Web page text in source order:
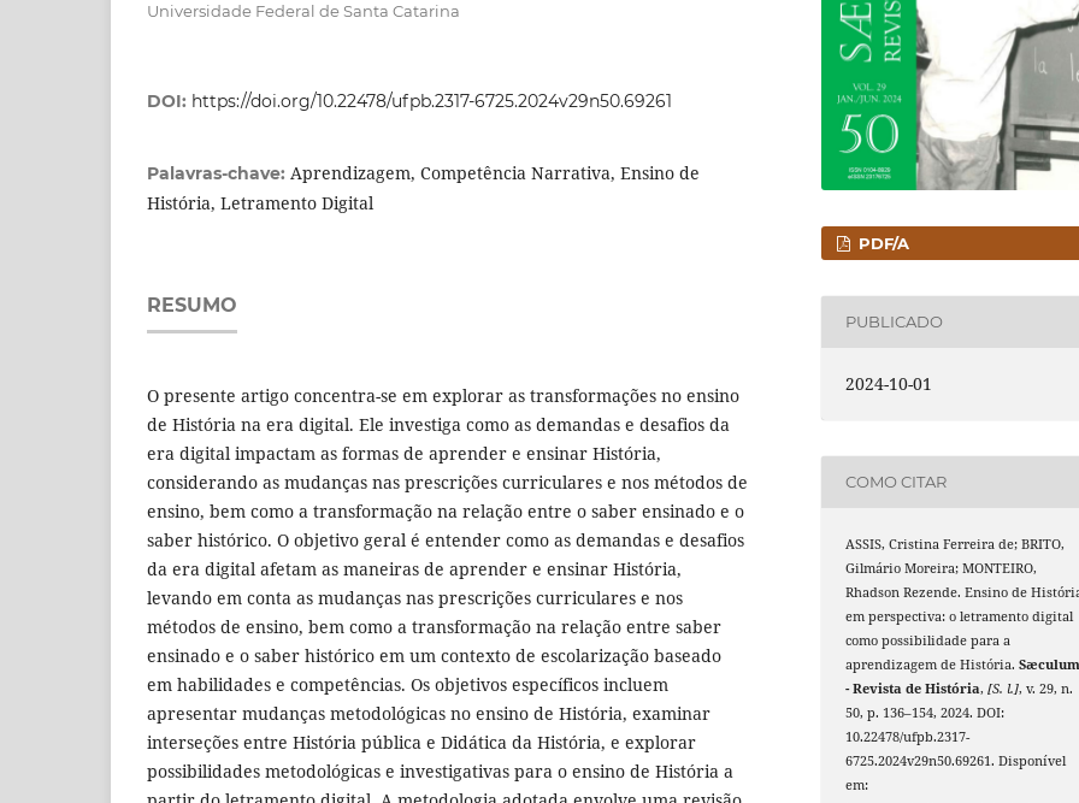
Universidade Federal de Santa Catarina
DOI: https://doi.org/10.22478/ufpb.2317-6725.2024v29n50.69261
Palavras-chave: Aprendizagem, Competência Narrativa, Ensino de
História, Letramento Digital
RESUMO
O presente artigo concentra-se em explorar as transformações no ensino
de História na era digital. Ele investiga como as demandas e desafios da
era digital impactam as formas de aprender e ensinar História,
considerando as mudanças nas prescrições curriculares e nos métodos de
ensino, bem como a transformação na relação entre o saber ensinado e o
saber histórico. O objetivo geral é entender como as demandas e desafios
da era digital afetam as maneiras de aprender e ensinar História,
levando em conta as mudanças nas prescrições curriculares e nos
métodos de ensino, bem como a transformação na relação entre saber
ensinado e o saber histórico em um contexto de escolarização baseado
em habilidades e competências. Os objetivos específicos incluem
apresentar mudanças metodológicas no ensino de História, examinar
interseções entre História pública e Didática da História, e explorar
possibilidades metodológicas e investigativas para o ensino de História a
PDF/A
PUBLICADO
2024-10-01
COMO CITAR
ASSIS, Cristina Ferreira de; BRITO,
Gilmário Moreira; MONTEIRO,
Rhadson Rezende. Ensino de
em perspectiva: o letramento digital
como possibilidade para a
aprendizagem de História.Sæculum
- Revista de História,[S. l.], v. 29, n.
50, p. 136–154, 2024. DOI:
10.22478/ufpb.2317-
6725.2024v29n50.69261. Disponível
em: